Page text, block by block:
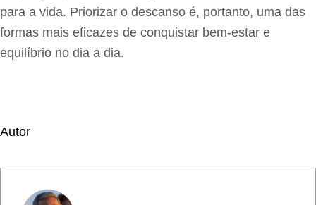
para a vida. Priorizar o descanso é, portanto, uma das
formas mais eficazes de conquistar bem-estar e
equilíbrio no dia a dia.
Autor